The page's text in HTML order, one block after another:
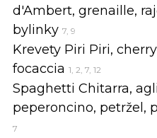
d'Ambert, grenaille,
bylinky 7, 9
Krevety Piri Piri,
focaccia 1, 2, 7, 12
Spaghetti Chitarra,
peperoncino, petržel,
7